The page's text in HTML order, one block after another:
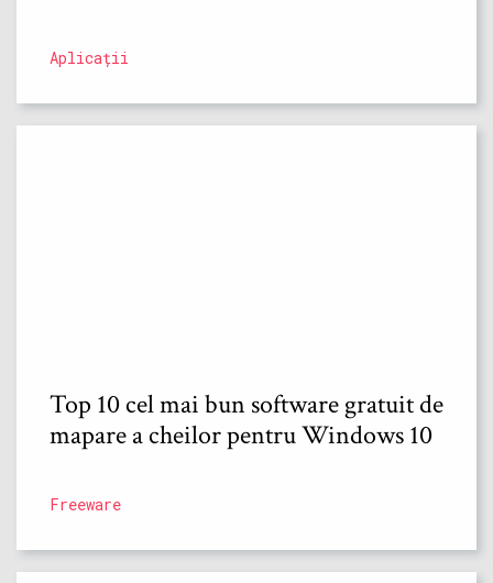
Aplicații
Top 10 cel mai bun software gratuit de
mapare a cheilor pentru Windows 10
Freeware